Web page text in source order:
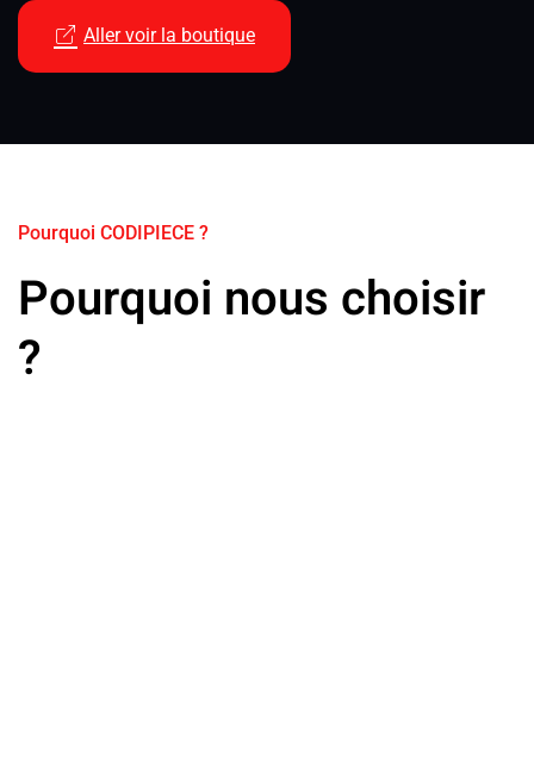
Aller voir la boutique
Pourquoi CODIPIECE ?
Pourquoi nous choisir
?